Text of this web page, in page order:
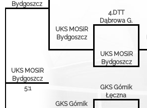
Bydgoszcz
4.DTT
Dąbrowa G.
UKS MOSiR
Bydgoszcz
UKS MOSiR
Bydgoszcz
UKS MOSiR
Bydgoszcz
5:1
GKS Górnik
Łęczna
GKS Górnik